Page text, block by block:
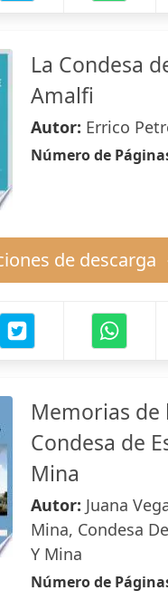
La Condesa
Amalfi
Autor: Errico
Número de
de descarga
Memorias de
Condesa de
Mina
Autor: Juana
Mina, Condesa
Y Mina
Número de